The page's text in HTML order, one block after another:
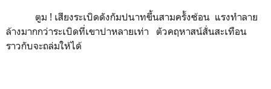
ตูม ! เสียงระเบิดดังกัมปนาทขึ้นสามครั้งซ้อน แรงทำลาย
ล้างมากกว่าระเบิดที่เขาปาหลายเท่า ตัวคฤหาสน์สั่นสะเทือน
ราวกับจะถล่มให้ได้